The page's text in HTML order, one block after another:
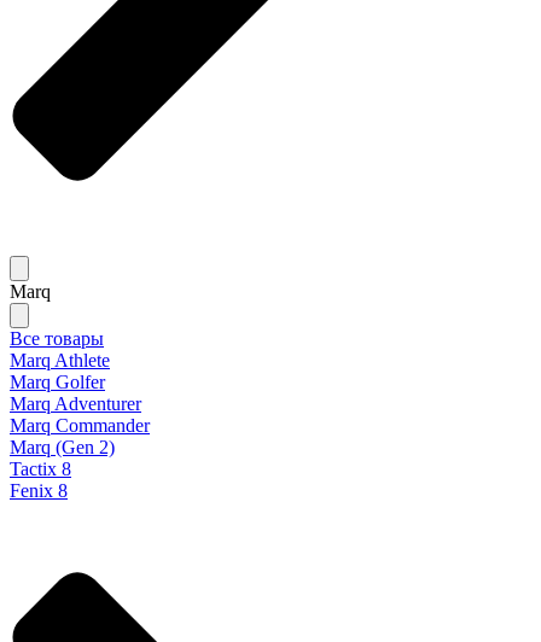
Marq
Все товары
Marq Athlete
Marq Golfer
Marq Adventurer
Marq Commander
Marq (Gen 2)
Tactix 8
Fenix 8